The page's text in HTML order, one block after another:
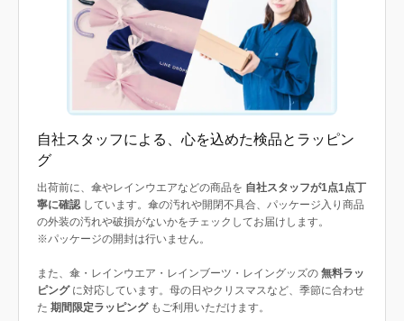
自社スタッフによる、心を込めた検品とラッピン
グ
出荷前に、傘やレインウエアなどの商品を 自社スタッフが1点1点丁
寧に確認 しています。傘の汚れや開閉不具合、パッケージ入り商品
の外装の汚れや破損がないかをチェックしてお届けします。
※パッケージの開封は行いません。
また、傘・レインウエア・レインブーツ・レイングッズの 無料ラッ
ピングに対応しています。母の日やクリスマスなど、季節に合わせ
た 期間限定ラッピングもご利用いただけます。